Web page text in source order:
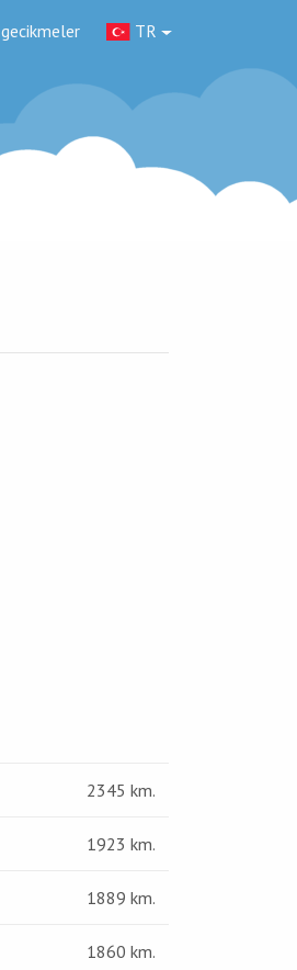
gecikmeler TR
2345 km.
1923 km.
1889 km.
1860 km.